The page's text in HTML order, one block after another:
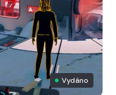
Vydáno